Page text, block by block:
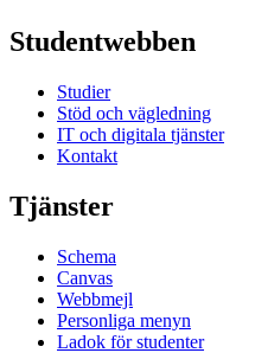
Studentwebben
Studier
Stöd och vägledning
IT och digitala tjänster
Kontakt
Tjänster
Schema
Canvas
Webbmejl
Personliga menyn
Ladok för studenter